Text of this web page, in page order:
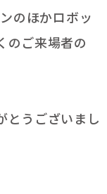
のほかロボッ
のご来場者の
とうございまし